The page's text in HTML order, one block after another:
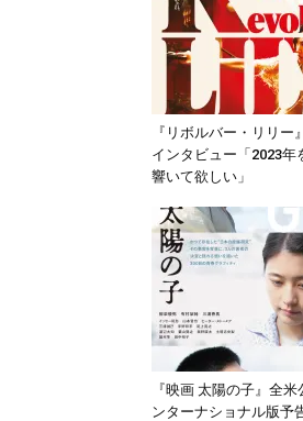
『リボルバー・リリー
インタビュー「2023年
響いて欲しい」
『映画 太陽の子』全
ンターナショナル版予